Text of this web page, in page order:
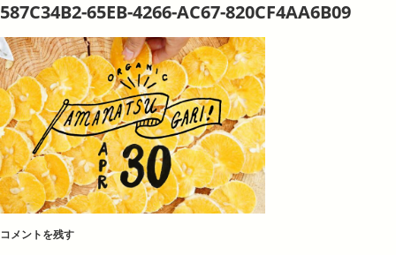
587C34B2-65EB-4266-AC67-820CF4AA6B09
コメントを残す